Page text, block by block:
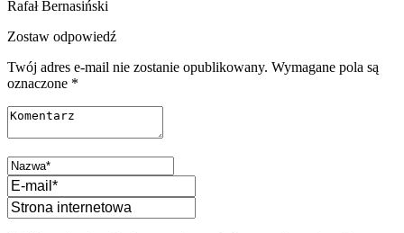
Rafał Bernasiński
Zostaw odpowiedź
Twój adres e-mail nie zostanie opublikowany. Wymagane pola są
oznaczone *